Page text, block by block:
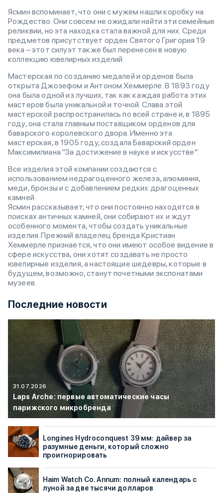
Ясмин вспоминает, что они с мужем нашли коробку на
Рождество. Они совсем не ожидали найти эти семейные
реликвии, но эта находка стала важной для них. Среди
предметов присутствует орден Святого Григория 19
века – этот силуэт также был перенесен в новую
коллекцию ювелирных изделий.
Мастерская по созданию медалей и орденов была
открыта Джозефом и Антоном Хеммерле. В 1893 году
она была одной из лучших, так как каждая работа этих
мастеров была уникальной и точной. Слава этой
мастерской распространилась по всей стране и, в 1895
году, она стала главным поставщиком орденов для
баварского королевского двора. Именно эта
мастерская, в 1905 году, создала Баварский орден
Максимилиана "За достижение в науке и искусстве".
Все изделия этой компании создаются с
использованием недрагоценного железа, алюминия,
меди, бронзы и с добавлением редких драгоценных
камней.
Ясмин рассказывает, что они постоянно находятся в
поисках античных камней, они собирают их и ждут
особенного момента, чтобы создать уникальные
изделия. Прежний владелец бренда Кристиан
Хеммерле признается, что они имеют особое видение в
сфере искусства, они хотят создавать не просто
ювелирные изделия, а настоящие шедевры, которые в
будущем, возможно, станут почетными экспонатами
музеев.
Последние новости
31.07.2026
Laps Arche: первые автоматические часы
парижского микробренда
Longines Hydroconquest 39 мм: дайвер за
разумные деньги, который сложно
проигнорировать
Haim Watch Co. Annum: полный календарь с
луной за две тысячи долларов